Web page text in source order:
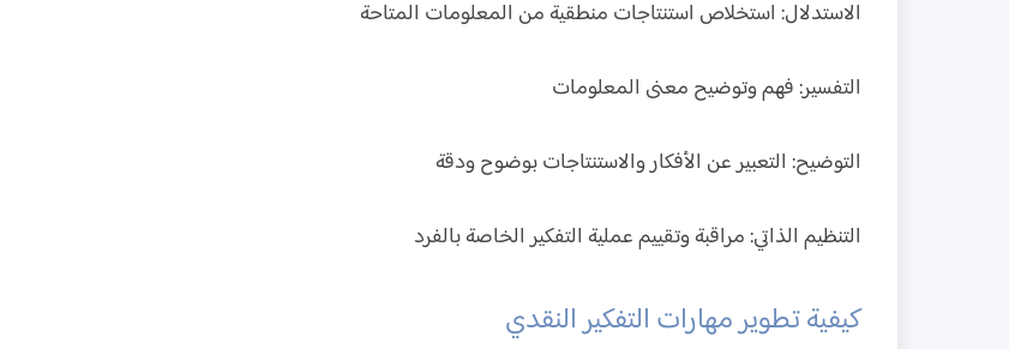
الاستدلال: استخلاص استنتاجات منطقية من المعلومات المتاحة
التفسير:فهم وتوضيح معنى المعلومات
التوضيح: التعبير عن الأفكار والاستنتاجات بوضوح ودقة
التنظيم الذاتي:مراقبة وتقييم عملية التفكير الخاصة بالفرد
كيفية تطوير مهارات التفكير النقدي